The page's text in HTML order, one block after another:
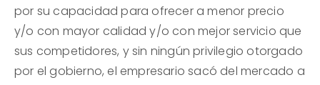
por su capacidad para ofrecer a menor precio
y/o con mayor calidad y/o con mejor servicio que
sus competidores, y sin ningún privilegio otorgado
por el gobierno, el empresario sacó del mercado a